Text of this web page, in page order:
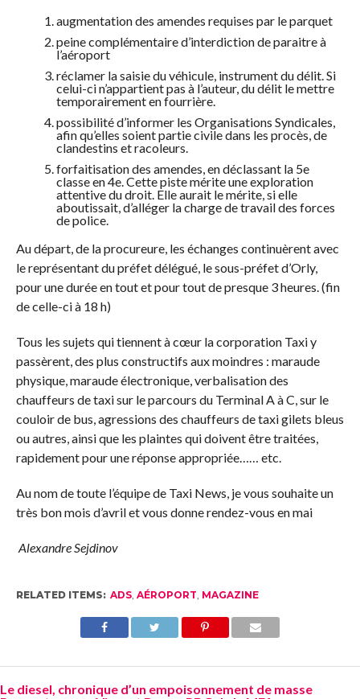
augmentation des amendes requises par le parquet
peine complémentaire d’interdiction de paraitre à
l’aéroport
réclamer la saisie du véhicule, instrument du délit. Si
celui-ci n’appartient pas à l’auteur, du délit le mettre
temporairement en fourrière.
possibilité d’informer les Organisations Syndicales,
afin qu’elles soient partie civile dans les procès, de
clandestins et racoleurs.
forfaitisation des amendes, en déclassant la 5e
classe en 4e. Cette piste mérite une exploration
attentive du droit. Elle aurait le mérite, si elle
aboutissait, d’alléger la charge de travail des forces
de police.
Au départ, de la procureure, les échanges continuèrent avec
le représentant du préfet délégué, le sous-préfet d’Orly,
pour une durée en tout et pour tout de presque 3 heures. (fin
de celle-ci à 18 h)
Tous les sujets qui tiennent à cœur la corporation Taxi y
passèrent, des plus constructifs aux moindres : maraude
physique, maraude électronique, verbalisation des
chauffeurs de taxi sur le parcours du Terminal A à C, sur le
couloir de bus, agressions des chauffeurs de taxi gilets bleus
ou autres, ainsi que les plaintes qui doivent être traitées,
rapidement pour une réponse appropriée…… etc.
Au nom de toute l’équipe de Taxi News, je vous souhaite un
très bon mois d’avril et vous donne rendez-vous en mai
Alexandre Sejdinov
RELATED ITEMS: ADS, AÉROPORT MAGAZINE
Le diesel, chronique d’un empoisonnement de masse